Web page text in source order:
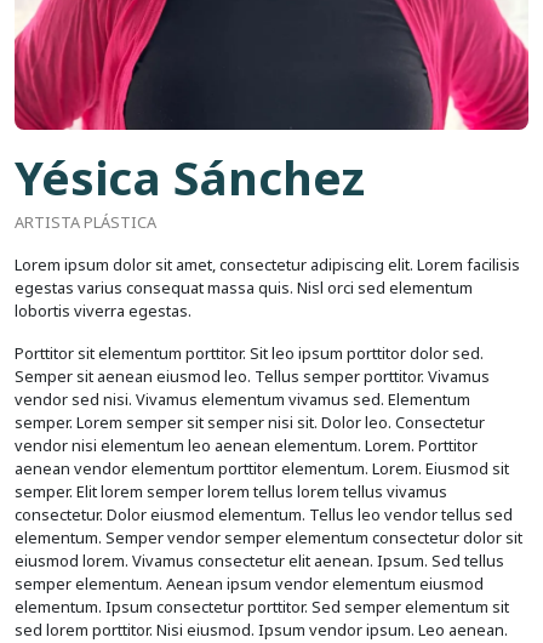
Yésica Sánchez
ARTISTA PLÁSTICA
Lorem ipsum dolor sit amet, consectetur adipiscing elit. Lorem facilisis
egestas varius consequat massa quis. Nisl orci sed elementum
lobortis viverra egestas.
Porttitor sit elementum porttitor. Sit leo ipsum porttitor dolor sed.
Semper sit aenean eiusmod leo. Tellus semper porttitor. Vivamus
vendor sed nisi. Vivamus elementum vivamus sed. Elementum
semper. Lorem semper sit semper nisi sit. Dolor leo. Consectetur
vendor nisi elementum leo aenean elementum. Lorem. Porttitor
aenean vendor elementum porttitor elementum. Lorem. Eiusmod sit
semper. Elit lorem semper lorem tellus lorem tellus vivamus
consectetur. Dolor eiusmod elementum. Tellus leo vendor tellus sed
elementum. Semper vendor semper elementum consectetur dolor sit
eiusmod lorem. Vivamus consectetur elit aenean. Ipsum. Sed tellus
semper elementum. Aenean ipsum vendor elementum eiusmod
elementum. Ipsum consectetur porttitor. Sed semper elementum sit
sed lorem porttitor. Nisi eiusmod. Ipsum vendor ipsum. Leo aenean.